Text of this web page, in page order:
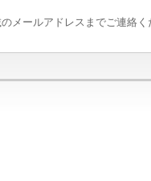
メールアドレスまでご連絡